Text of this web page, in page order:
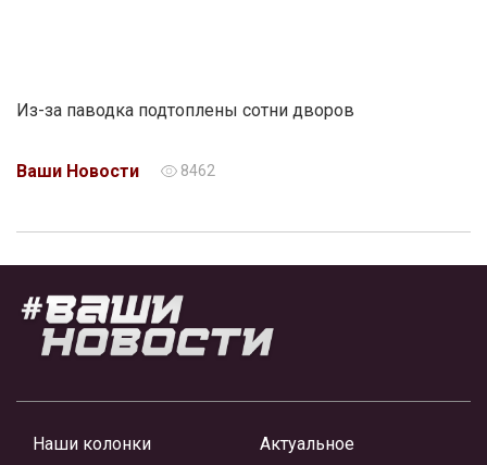
Из-за паводка подтоплены сотни дворов
Ваши Новости 8462
Наши колонки
Актуальное